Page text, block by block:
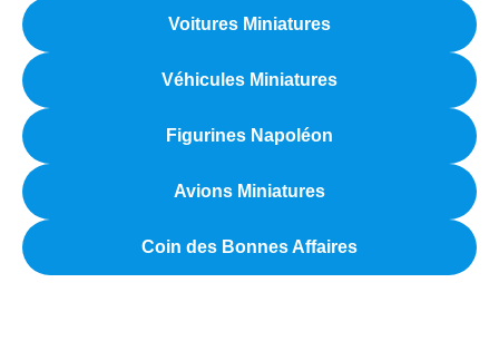
Voitures Miniatures
Véhicules Miniatures
Figurines Napoléon
Avions Miniatures
Coin des Bonnes Affaires